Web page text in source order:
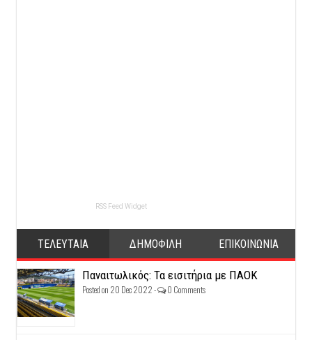
RSS Feed Widget
ΤΕΛΕΥΤΑΙΑ ΔΗΜΟΦΙΛΗ ΕΠΙΚΟΙΝΩΝΙΑ
Παναιτωλικός: Τα εισιτήρια με ΠΑΟΚ
Posted on 20 Dec 2022 - 0 Comments